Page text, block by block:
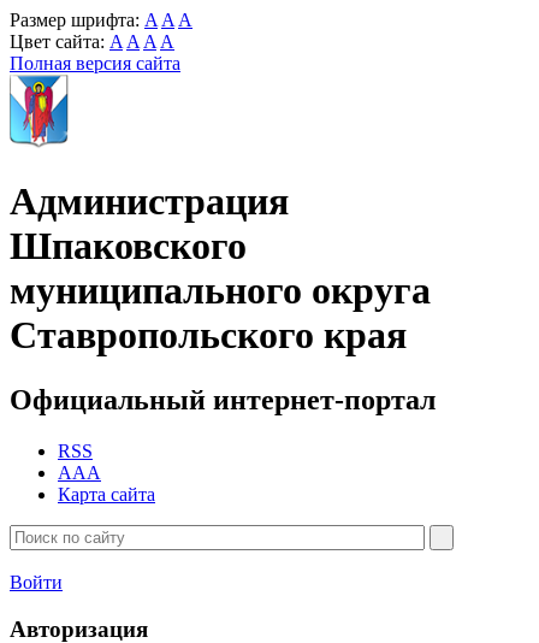
Размер шрифта: A A A
Цвет сайта: A A A A
Полная версия сайта
Администрация
Шпаковского
муниципального округа
Ставропольского края
Официальный интернет-портал
RSS
AAA
Карта сайта
Войти
Авторизация